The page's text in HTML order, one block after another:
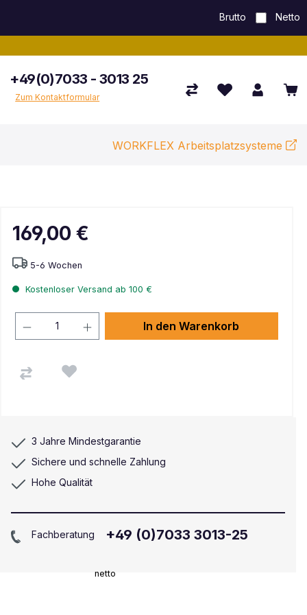
Brutto Netto
+49(0)7033 - 3013 25
Zum Kontaktformular
WORKFLEX Arbeitsplatzsysteme
169,00 €
netto
5-6 Wochen
Kostenloser Versand ab 100 €
In den Warenkorb
3 Jahre Mindestgarantie
Sichere und schnelle Zahlung
Hohe Qualität
Fachberatung +49 (0)7033 3013-25